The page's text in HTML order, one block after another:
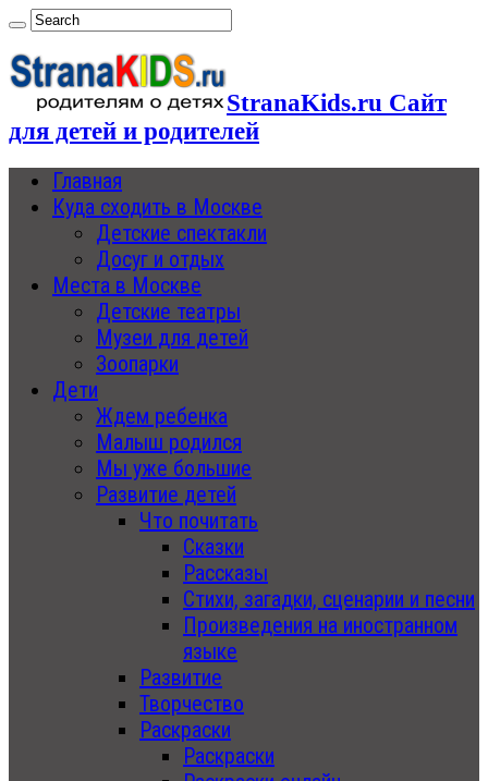
StranaKids.ru Сайт
для детей и родителей
Главная
Куда сходить в Москве
Детские спектакли
Досуг и отдых
Места в Москве
Детские театры
Музеи для детей
Зоопарки
Дети
Ждем ребенка
Малыш родился
Мы уже большие
Развитие детей
Что почитать
Сказки
Рассказы
Стихи, загадки, сценарии и песни
Произведения на иностранном
языке
Развитие
Творчество
Раскраски
Раскраски